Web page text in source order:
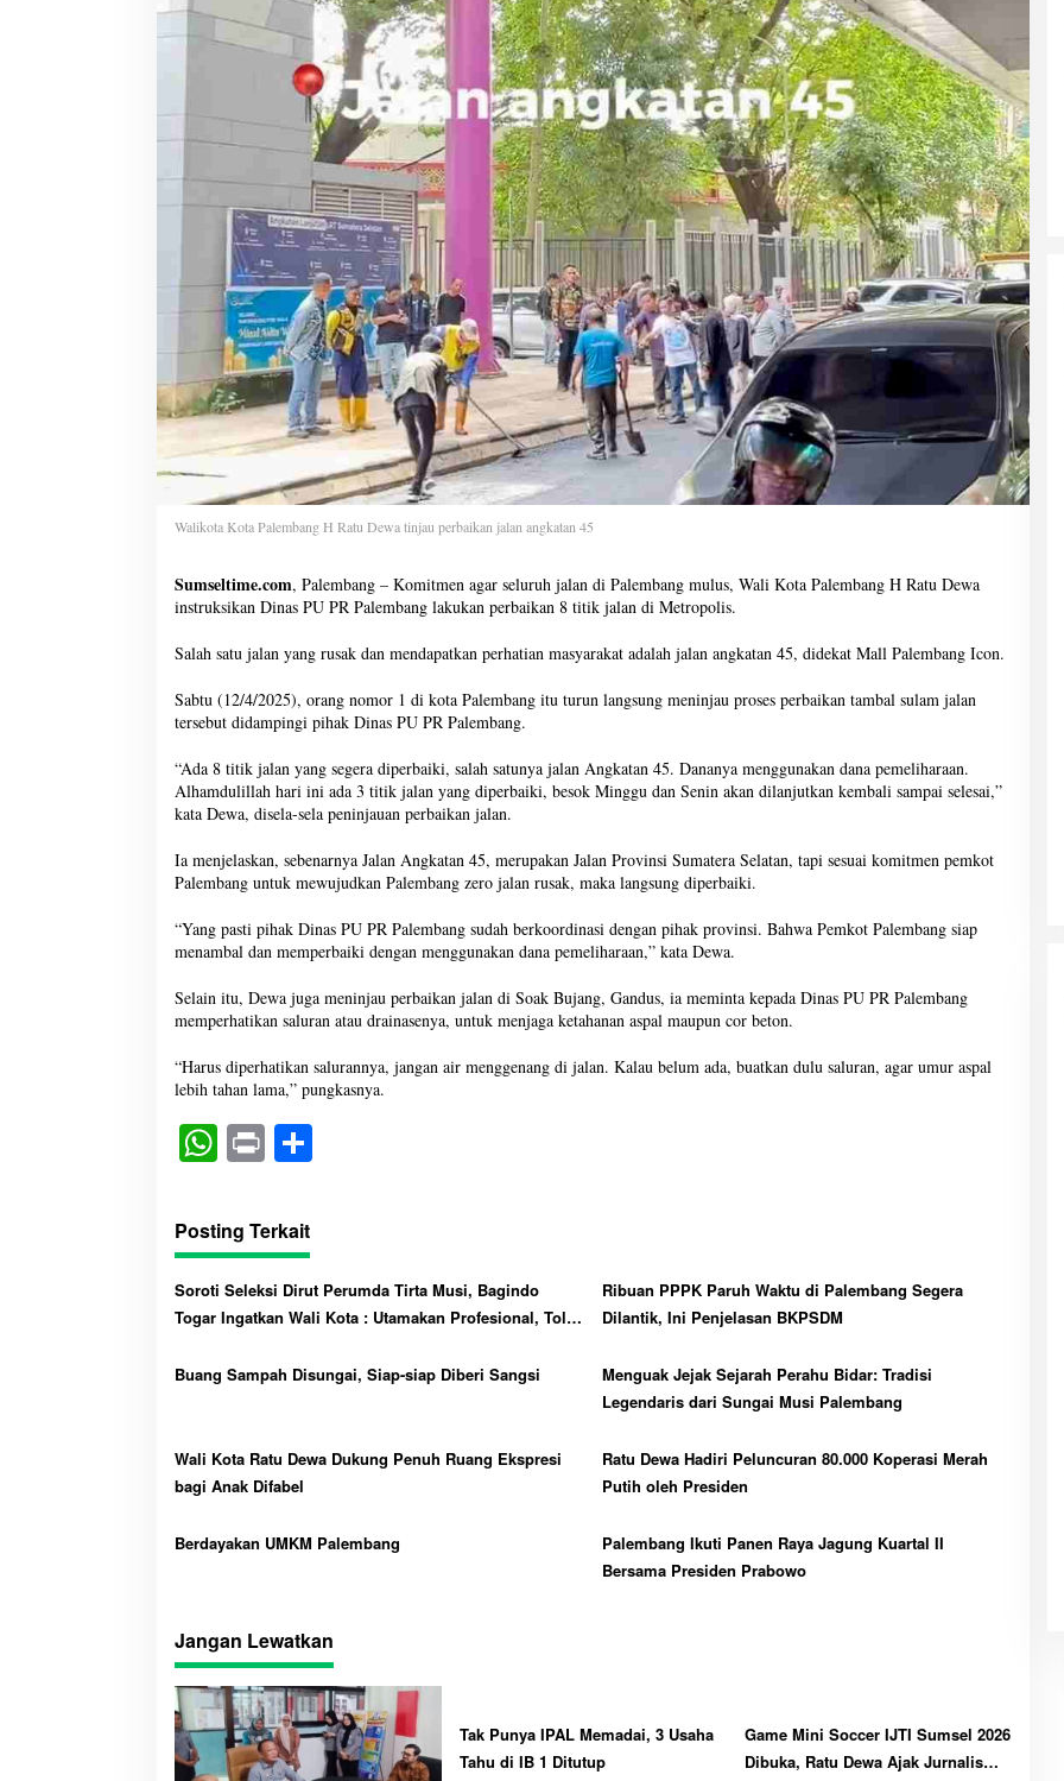
Walikota Kota Palembang H Ratu Dewa tinjau perbaikan jalan angkatan 45
Sumseltime.com, Palembang – Komitmen agar seluruh jalan di Palembang mulus, Wali Kota Palembang H Ratu Dewa
instruksikan Dinas PU PR Palembang lakukan perbaikan 8 titik jalan di Metropolis.
Salah satu jalan yang rusak dan mendapatkan perhatian masyarakat adalah jalan angkatan 45, didekat Mall Palembang Icon.
Sabtu (12/4/2025), orang nomor 1 di kota Palembang itu turun langsung meninjau proses perbaikan tambal sulam jalan
tersebut didampingi pihak Dinas PU PR Palembang.
“Ada 8 titik jalan yang segera diperbaiki, salah satunya jalan Angkatan 45. Dananya menggunakan dana pemeliharaan.
Alhamdulillah hari ini ada 3 titik jalan yang diperbaiki, besok Minggu dan Senin akan dilanjutkan kembali sampai selesai,”
kata Dewa, disela-sela peninjauan perbaikan jalan.
Ia menjelaskan, sebenarnya Jalan Angkatan 45, merupakan Jalan Provinsi Sumatera Selatan, tapi sesuai komitmen pemkot
Palembang untuk mewujudkan Palembang zero jalan rusak, maka langsung diperbaiki.
“Yang pasti pihak Dinas PU PR Palembang sudah berkoordinasi dengan pihak provinsi. Bahwa Pemkot Palembang siap
menambal dan memperbaiki dengan menggunakan dana pemeliharaan,” kata Dewa.
Selain itu, Dewa juga meninjau perbaikan jalan di Soak Bujang, Gandus, ia meminta kepada Dinas PU PR Palembang
memperhatikan saluran atau drainasenya, untuk menjaga ketahanan aspal maupun cor beton.
“Harus diperhatikan salurannya, jangan air menggenang di jalan. Kalau belum ada, buatkan dulu saluran, agar umur aspal
lebih tahan lama,” pungkasnya.
W
ts
A
pp
Pr
t
Posting Terkait
Soroti Seleksi Dirut Perumda Tirta Musi, Bagindo
Togar Ingatkan Wali Kota : Utamakan Profesional, Tolak
Ribuan PPPK Paruh Waktu di Palembang Segera
Dilantik, Ini Penjelasan BKPSDM
Buang Sampah Disungai, Siap-siap Diberi Sangsi
Menguak Jejak Sejarah Perahu Bidar: Tradisi
Legendaris dari Sungai Musi Palembang
Wali Kota Ratu Dewa Dukung Penuh Ruang Ekspresi
bagi Anak Difabel
Ratu Dewa Hadiri Peluncuran 80.000 Koperasi Merah
Putih oleh Presiden
Berdayakan UMKM Palembang
Palembang Ikuti Panen Raya Jagung Kuartal II
Bersama Presiden Prabowo
Jangan Lewatkan
Tak Punya IPAL Memadai, 3 Usaha
Tahu di IB 1 Ditutup
Game Mini Soccer IJTI Sumsel 2026
Dibuka, Ratu Dewa Ajak Jurnalis